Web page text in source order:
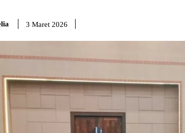
3 Maret 2026